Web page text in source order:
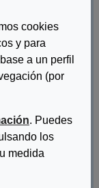
cookies
y para
a un perfil
(por
. Puedes
los
medida